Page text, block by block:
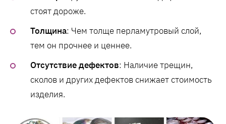
стоят дороже.
Толщина: Чем толще перламутровый слой,
тем он прочнее и ценнее.
Отсутствие дефектов: Наличие трещин,
сколов и других дефектов снижает стоимость
изделия.